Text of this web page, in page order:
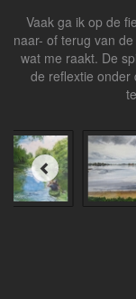
Vaak ga ik op de
naar- of terug van
wat me raakt. De
de reflextie onder